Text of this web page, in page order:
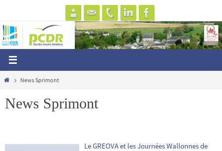
le
contenu
HomeNews Sprimont
News Sprimont
Le GREOVA et les Journées Wallonnes de